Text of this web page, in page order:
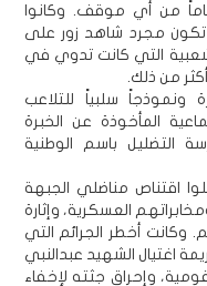
من أي موقف. وكانوا
تكون مجرد شاهد زور على
التي كانت تدوي في
من ذلك.
ونموذجاً سلبياً للتلاعب
المأخوذة عن الخبرة
التضليل باسم الوطنية
اقتناص مناضلي الجبهة
العسكرية، وإثارة
وكانت أخطر الجرائم التي
اغتيال الشهيد عبدالنبي
وإحراق جثته لإخفاء